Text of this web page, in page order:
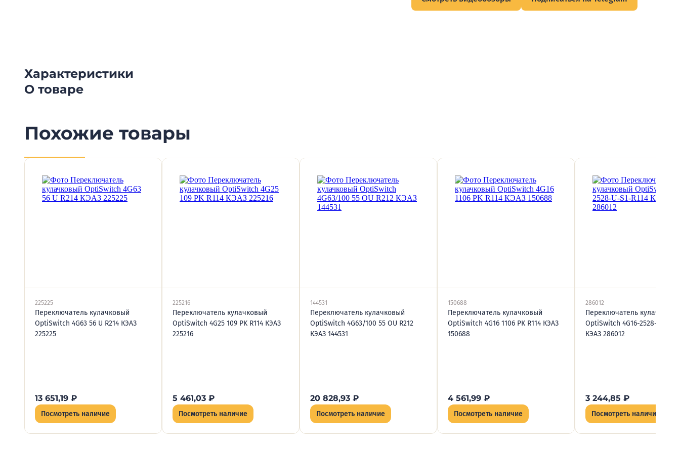
Характеристики
О товаре
Похожие товары
225225
Переключатель кулачковый
OptiSwitch 4G63 56 U R214 КЭАЗ
225225
13 651,19 ₽
Посмотреть наличие
225216
Переключатель кулачковый
OptiSwitch 4G25 109 PK R114 КЭАЗ
225216
5 461,03 ₽
Посмотреть наличие
144531
Переключатель кулачковый
OptiSwitch 4G63/100 55 OU R212
КЭАЗ 144531
20 828,93 ₽
Посмотреть наличие
150688
Переключатель кулачковый
OptiSwitch 4G16 1106 PK R114 КЭАЗ
150688
4 561,99 ₽
Посмотреть наличие
286012
Переключатель кулачковый
OptiSwitch 4G16-2528-U-S1-
КЭАЗ 286012
3 244,85 ₽
Посмотреть наличие